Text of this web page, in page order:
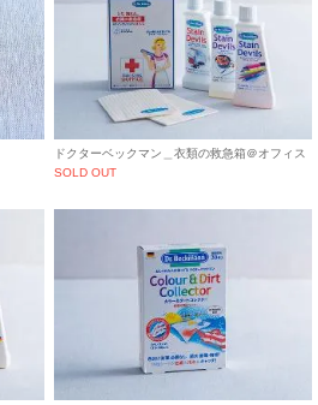
ドクターベックマン＿衣類の救急箱＠オフィス
SOLD OUT